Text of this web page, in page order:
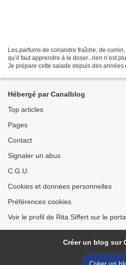
Les parfums de coriandre fraîche, de
qu’il faut apprendre à le doser...rien n’est
Je prépare cette salade depuis des années
Hébergé par Canalblog
Top articles
Pages
Contact
Signaler un abus
C.G.U.
Cookies et données personnelles
Préférences cookies
Voir le profil de Rita Siffert sur le
Créer un blog sur